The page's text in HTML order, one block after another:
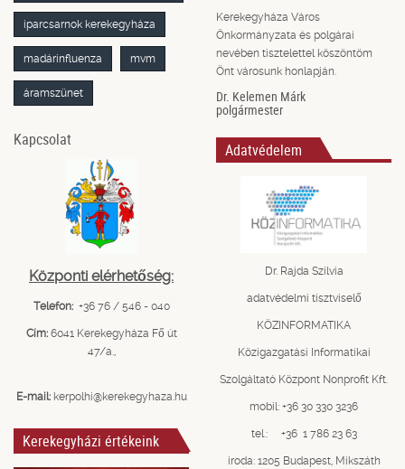
iparcsarnok kerekegyháza
madárinfluenza mvm
áramszünet
Kapcsolat
Központi elérhetőség:
Telefon: +36 76 / 546 - 040
Cím: 6041 Kerekegyháza Fő út
47/a.,
E-mail: kerpolhi@kerekegyhaza.hu
Kerekegyházi értékeink
Kerekegyháza Város
Önkormányzata és polgárai
nevében tisztelettel köszöntöm
Önt városunk honlapján.
Dr. Kelemen Márk
polgármester
Adatvédelem
Dr. Rajda Szilvia
adatvédelmi tisztviselő
KÖZINFORMATIKA
Közigazgatási Informatikai
Szolgáltató Központ Nonprofit Kft.
mobil: +36 30 330 3236
tel.: +36 1 786 23 63
iroda: 1205 Budapest, Mikszáth